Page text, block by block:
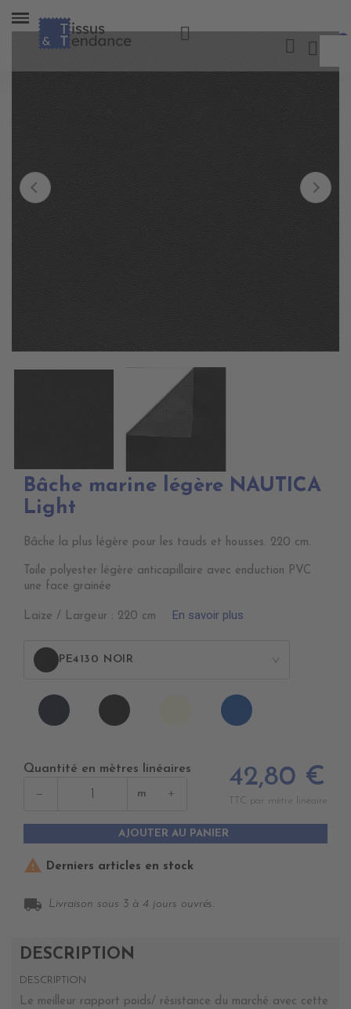
Bâche marine légère NAUTICA
Light
Bâche la plus légère pour les tauds et housses. 220 cm.
Toile polyester légère anticapillaire avec enduction PVC
une face grainée
Laize / Largeur : 220 cm En savoir plus
PE4130 NOIR >
PE4120
NAVY
NOIR
PE4100
IVOIRE
PE4070
ROYAL
Quantité en mètres linéaires
− m +
42,80 €
TTC par mètre linéaire
AJOUTER AU PANIER
 Derniers articles en stock
local_shipping Livraison sous 3 à 4 jours ouvrés.
DESCRIPTION
DESCRIPTION
Le meilleur rapport poids/ résistance du marché avec cette